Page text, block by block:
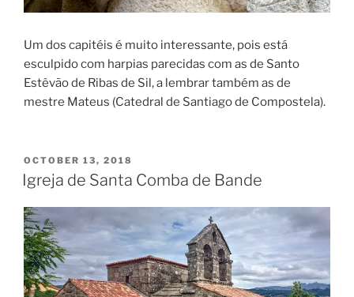
Um dos capitéis é muito interessante, pois está
esculpido com harpias parecidas com as de Santo
Estêvão de Ribas de Sil, a lembrar também as de
mestre Mateus (Catedral de Santiago de Compostela).
POSTED
ON
OCTOBER 13, 2018
Igreja de Santa Comba de Bande